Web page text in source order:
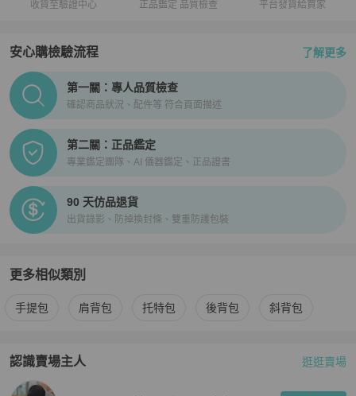
收貨至驗證中心 正品鑑定 品質檢查 平台發貨給買家
安心購檢驗流程 了解更多
PopChill拍拍圈正品驗證、安心購檢驗流程介紹
第一關：專人品質檢查
確認商品狀況、配件等 符合頁面描述
第二關：正品鑑定
專業鑑定團隊、AI 儀器鑑定、正品證書
90 天仿品退貨
出貨錄影、防掉換封條、雙重防護包裝
更多相似類別
更多Alexander Wang 女包相似商品推薦
手提包 肩背包 托特包 後背包 斜背包
認識賣場主人
PopChill 拍拍圈嚴選賣家 ✨Belle Vie 精品嚴選✨一號店介紹
逛逛賣場